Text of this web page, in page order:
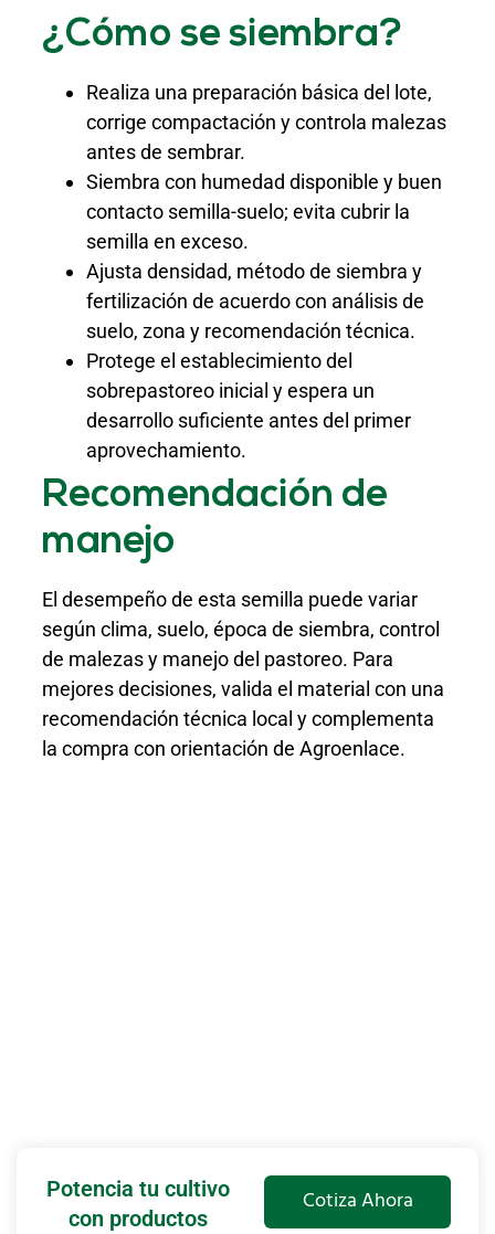
¿Cómo se siembra?
Realiza una preparación básica del lote,
corrige compactación y controla malezas
antes de sembrar.
Siembra con humedad disponible y buen
contacto semilla-suelo; evita cubrir la
semilla en exceso.
Ajusta densidad, método de siembra y
fertilización de acuerdo con análisis de
suelo, zona y recomendación técnica.
Protege el establecimiento del
sobrepastoreo inicial y espera un
desarrollo suficiente antes del primer
aprovechamiento.
Recomendación de
manejo
El desempeño de esta semilla puede variar
según clima, suelo, época de siembra, control
de malezas y manejo del pastoreo. Para
mejores decisiones, valida el material con una
recomendación técnica local y complementa
la compra con orientación de Agroenlace.
Potencia tu cultivo
con productos
Cotiza Ahora